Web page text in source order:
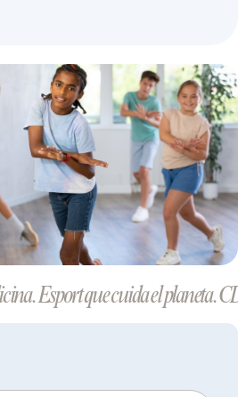
Esport que cuida el planeta.